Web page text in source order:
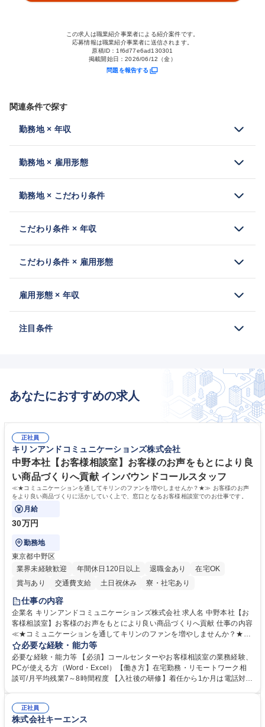
この求人は職業紹介事業者による紹介案件です。
応募情報は職業紹介事業者に送信されます。
原稿ID： 1f6d77e6ad130301
掲載開始日：2026/06/12（金）
問題を報告する
関連条件で探す
勤務地 × 年収
勤務地 × 雇用形態
勤務地 × こだわり条件
こだわり条件 × 年収
こだわり条件 × 雇用形態
雇用形態 × 年収
注目条件
あなたにおすすめの求人
正社員
キリンアンドコミュニケーションズ株式会社
中野本社【お客様相談室】お客様のお声をもとにより良
い商品づくりへ貢献 インバウンドコールスタッフ
≪★コミュニケーションを通してキリンのファンを増やしませんか？★≫ お客様のお声
をより良い商品づくりに活かしていく上で、窓口となるお客様相談室でのお仕事です。
月給
30万円
勤務地
東京都中野区
業界未経験歓迎
年間休日120日以上 退職金あり
在宅OK
賞与あり
交通費支給 土日祝休み 寮・社宅あり
仕事の内容
企業名 キリンアンドコミュニケーションズ株式会社 求人名 中野本社【お
客様相談室】お客様のお声をもとにより良い商品づくりへ貢献 仕事の内容
≪★コミュニケーションを通してキリンのファンを増やしませんか？★≫
お客様のお声をより良い商品づくりに活かしていく上で、窓口となるお客
様相談室でのお仕事です。 日々お客様からいただくキリングループへのご
意見を、企業活動に活かしています。お客様からの声に迅速かつ誠意をも
って対応、情報提供するとともにグループ内活動に反映しています。 【具
平均100件前後■メール・手紙：同上40件前後 募集職種 中野本社【お客様
相談室】お客様のお声をもとにより良い商品づくりへ貢献
必要な経験・能力等
必要な経験・能力等 【必須】コールセンターやお客様相談室の業務経験、
PCが使える方（Word・Excel）【働き方】在宅勤務・リモートワーク相
談可/月平均残業7～8時間程度 【入社後の研修】着任から1か月は電話対応
すのでご安心ください。 【当社について】キリングループの広報機能を担
う会社として、お客様との出会いを大切にし、磨き上げたホスピタリティ
正社員
株式会社キーエンス